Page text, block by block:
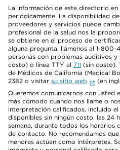
La información de este directorio en
periódicamente. La disponibilidad
proveedores y servicios puede
profesional de la salud nos la
se obtiene en el proceso de
alguna pregunta, llámenos al 1-
personas con problemas auditivos
costo) o línea TTY al 711 (sin costo).
de Médicos de California (Medical
2382 o visitar su sitio web
(en
Queremos comunicarnos con usted
más cómodo cuando nos llame o
interpretación calificados, incluido el
disponibles sin ningún costo, las 24
semana, durante todos los horarios
de contacto. No recomendamos
menores actúen como intérpretes.